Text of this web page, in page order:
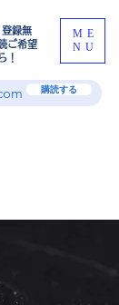
録無
ご希望
！
ME
NU
購読する